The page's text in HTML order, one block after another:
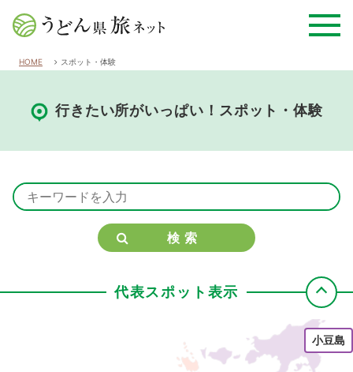
HOME スポット・体験
行きたい所がいっぱい！スポット・体験
検索
代表スポット表示
小豆島